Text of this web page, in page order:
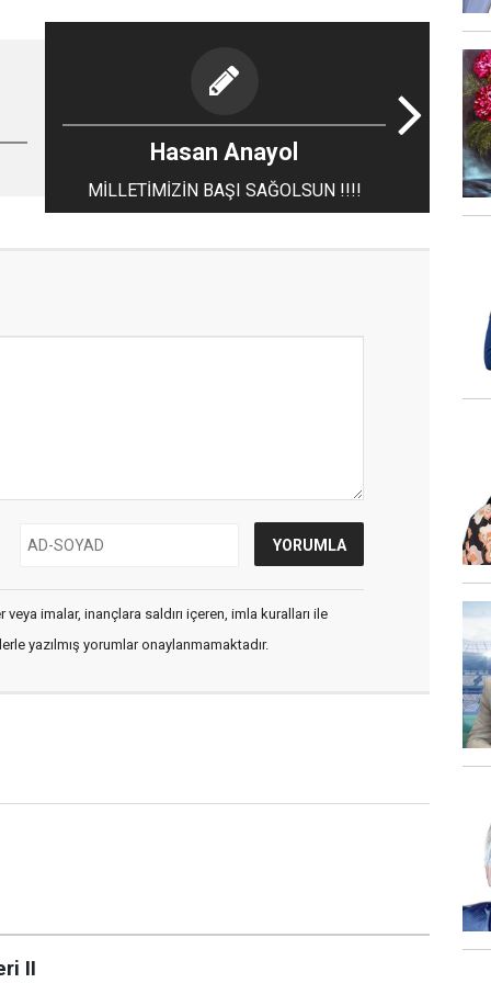
Hasan Anayol
MİLLETİMİZİN BAŞI SAĞOLSUN !!!!
imalar, inançlara saldırı içeren, imla kuralları ile
yazılmış yorumlar onaylanmamaktadır.
II